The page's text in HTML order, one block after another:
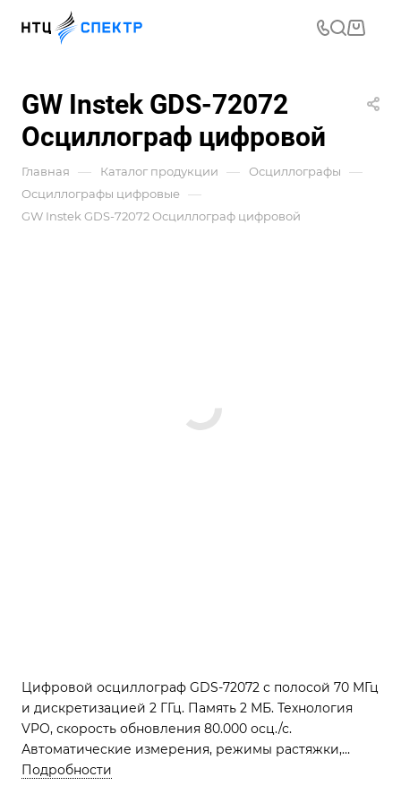
GW Instek GDS-72072
Осциллограф цифровой
Главная — Каталог продукции — Осциллографы —
Осциллографы цифровые —
GW Instek GDS-72072 Осциллограф цифровой
Цифровой осциллограф GDS-72072 с полосой 70 МГц
и дискретизацией 2 ГГц. Память 2 МБ. Технология
VPO, скорость обновления 80.000 осц./с.
Автоматические измерения, режимы растяжки,
самописца, XY. Синхронизация по длительности
Подробности